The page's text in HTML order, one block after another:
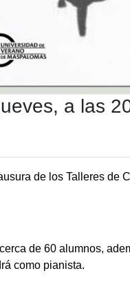
a las
de los Talleres de
de 60 alumnos,
como pianista.